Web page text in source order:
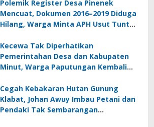
Polemik Register Desa Pinenek
Mencuat, Dokumen 2016–2019 Diduga
Hilang, Warga Minta APH Usut Tuntas
Kumtua HK
Kecewa Tak Diperhatikan
Pemerintahan Desa dan Kabupaten
Minut, Warga Paputungan Kembali
Tambatan Perahu
Cegah Kebakaran Hutan Gunung
Klabat, Johan Awuy Imbau Petani dan
Pendaki Tak Sembarangan